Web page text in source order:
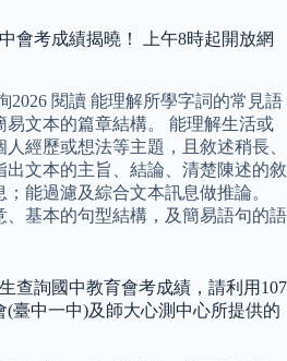
會考成績揭曉！ 上午8時起開放網
2026 閱讀 能理解所學字詞的常見語
文本的篇章結構。 能理解生活或
經歷或想法等主題，且敘述稍長、
出文本的主旨、結論、清楚陳述的敘
能過濾及綜合文本訊息做推論。
基本的句型結構，及簡易語句的語
查詢國中教育會考成績，請利用107
臺中一中)及師大心測中心所提供的